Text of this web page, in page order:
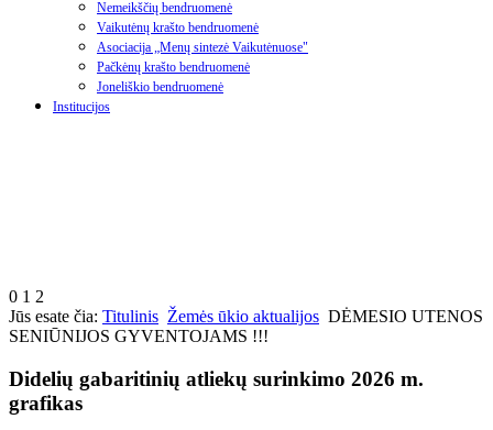
Nemeikščių bendruomenė
Vaikutėnų krašto bendruomenė
Asociacija „Menų sintezė Vaikutėnuose"
Pačkėnų krašto bendruomenė
Joneliškio bendruomenė
Institucijos
0 1 2
Jūs esate čia: Titulinis Žemės ūkio aktualijos DĖMESIO UTENOS
SENIŪNIJOS GYVENTOJAMS !!!
Didelių gabaritinių atliekų surinkimo 2026 m.
grafikas